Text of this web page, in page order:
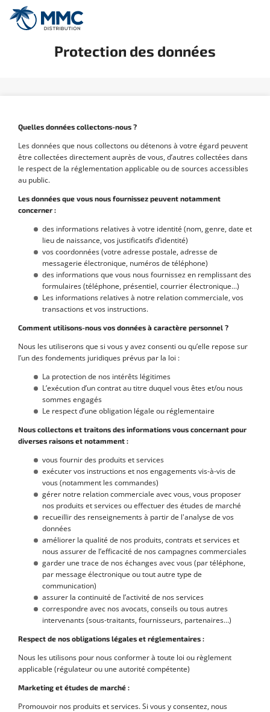
Protection des données
Quelles données collectons-nous ?
Les données que nous collectons ou détenons à votre égard peuvent
être collectées directement auprès de vous, d’autres collectées dans
le respect de la réglementation applicable ou de sources accessibles
au public.
Les données que vous nous fournissez peuvent notamment
concerner :
des informations relatives à votre identité (nom, genre, date et
lieu de naissance, vos justificatifs d’identité)
vos coordonnées (votre adresse postale, adresse de
messagerie électronique, numéros de téléphone)
des informations que vous nous fournissez en remplissant des
formulaires (téléphone, présentiel, courrier électronique…)
Les informations relatives à notre relation commerciale, vos
transactions et vos instructions.
Comment utilisons-nous vos données à caractère personnel ?
Nous les utiliserons que si vous y avez consenti ou qu’elle repose sur
l’un des fondements juridiques prévus par la loi :
La protection de nos intérêts légitimes
L’exécution d’un contrat au titre duquel vous êtes et/ou nous
sommes engagés
Le respect d’une obligation légale ou réglementaire
Nous collectons et traitons des informations vous concernant pour
diverses raisons et notamment :
vous fournir des produits et services
exécuter vos instructions et nos engagements vis-à-vis de
vous (notamment les commandes)
gérer notre relation commerciale avec vous, vous proposer
nos produits et services ou effectuer des études de marché
recueillir des renseignements à partir de l'analyse de vos
données
améliorer la qualité de nos produits, contrats et services et
nous assurer de l’efficacité de nos campagnes commerciales
garder une trace de nos échanges avec vous (par téléphone,
par message électronique ou tout autre type de
communication)
assurer la continuité de l’activité de nos services
correspondre avec nos avocats, conseils ou tous autres
intervenants (sous-traitants, fournisseurs, partenaires…)
Respect de nos obligations légales et réglementaires :
Nous les utilisons pour nous conformer à toute loi ou règlement
applicable (régulateur ou une autorité compétente)
Marketing et études de marché :
Promouvoir nos produits et services. Si vous y consentez, nous